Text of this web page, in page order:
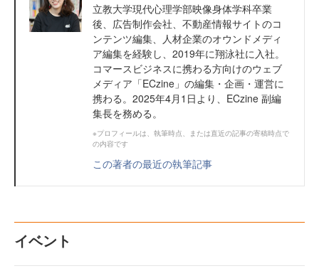
立教大学現代心理学部映像身体学科卒業
後、広告制作会社、不動産情報サイトのコ
ンテンツ編集、人材企業のオウンドメディ
ア編集を経験し、2019年に翔泳社に入社。
コマースビジネスに携わる方向けのウェブ
メディア「ECzine」の編集・企画・運営に
携わる。2025年4月1日より、ECzine 副編
集長を務める。
※プロフィールは、執筆時点、または直近の記事の寄稿時点で
の内容です
この著者の最近の執筆記事
イベント